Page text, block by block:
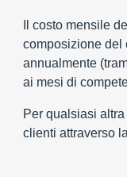
Il costo mensile
composizione del
annualmente
ai mesi di
Per qualsiasi
clienti attraverso